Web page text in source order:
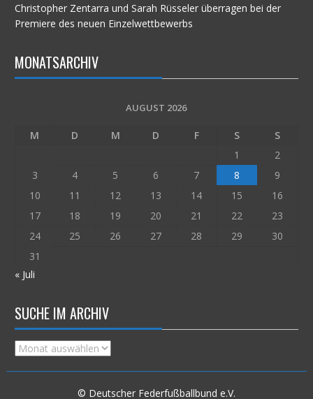
Christopher Zentarra und Sarah Rüsseler überragen bei der
Premiere des neuen Einzelwettbewerbs
MONATSARCHIV
AUGUST 2026
M D M D F S
S
1
2
3
4 5 6 7 8
9
10
11 12 13 14 15
16
17
18 19 20 21 22
23
24
25 26 27 28 29
30
31
« Juli
SUCHE IM ARCHIV
Suche
© Deutscher Federfußballbund e.V.